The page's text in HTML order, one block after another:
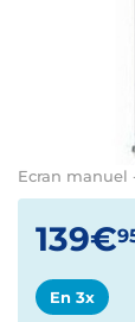
Ecran manuel
139€
En 3x